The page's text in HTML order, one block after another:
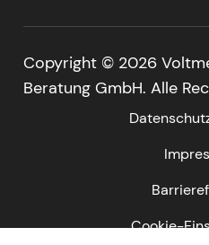
Copyright © 2026
Beratung GmbH. Alle
Cookie-